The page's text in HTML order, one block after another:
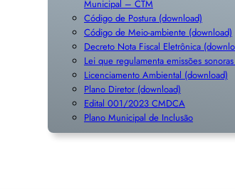
Municipal – CTM
Código de Postura (download)
Código de Meio-ambiente (download)
Decreto Nota Fiscal Eletrônica
Lei que regulamenta emissões
Licenciamento Ambiental (download)
Plano Diretor (download)
Edital 001/2023 CMDCA
Plano Municipal de Inclusão